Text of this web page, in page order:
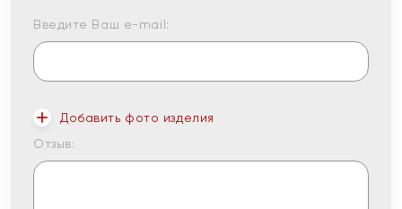
Введите Ваш e-mail:
Добавить фото изделия
Отзыв: